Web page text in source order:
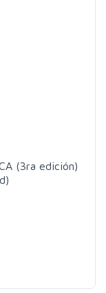
(3ra edición)